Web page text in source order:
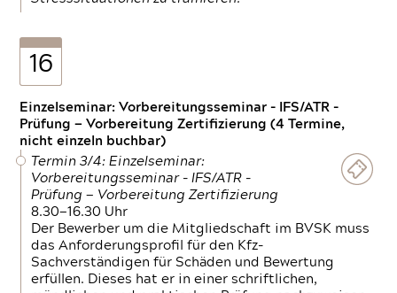
16
Einzelseminar: Vorbereitungsseminar - IFS/ATR -
Prüfung — Vorbereitung Zertifizierung (4 Termine,
nicht einzeln buchbar)
Termin 3/4: Einzelseminar:
Vorbereitungsseminar - IFS/ATR -
Prüfung — Vorbereitung Zertifizierung
8.30—16.30 Uhr
Der Bewerber um die Mitgliedschaft im BVSK muss
das Anforderungsprofil für den Kfz-
Sachverständigen für Schäden und Bewertung
erfüllen. Dieses hat er in einer schriftlichen,